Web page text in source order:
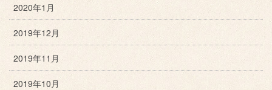
2020年1月
2019年12月
2019年11月
2019年10月